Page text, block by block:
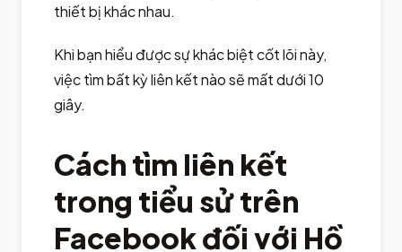
thiết bị khác nhau.
Khi bạn hiểu được sự khác biệt cốt lõi này,
việc tìm bất kỳ liên kết nào sẽ mất dưới 10
giây.
Cách tìm liên kết
trong tiểu sử trên
Facebook đối với Hồ